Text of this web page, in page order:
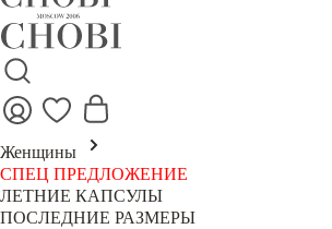
Женщины
СПЕЦ ПРЕДЛОЖЕНИЕ
ЛЕТНИЕ КАПСУЛЫ
ПОСЛЕДНИЕ РАЗМЕРЫ